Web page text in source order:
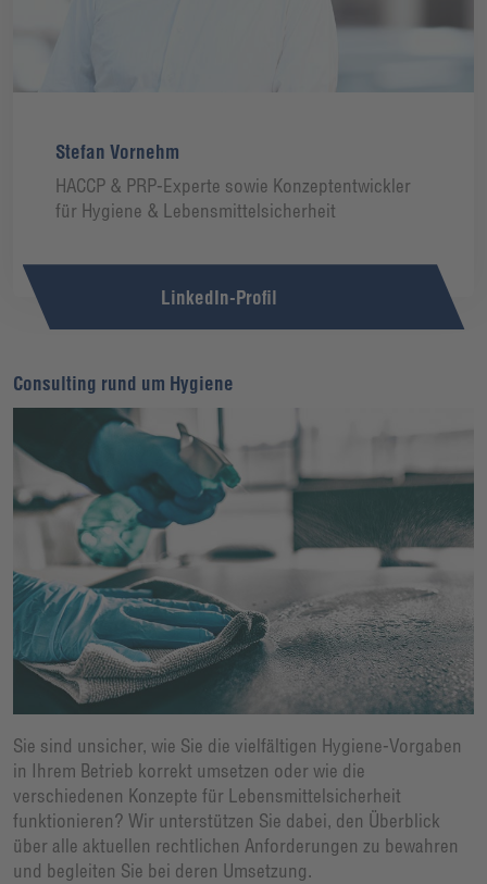
Stefan Vornehm
HACCP & PRP-Experte sowie Konzeptentwickler
für Hygiene & Lebensmittelsicherheit
LinkedIn-Profil
Consulting rund um Hygiene
Sie sind unsicher, wie Sie die vielfältigen Hygiene-Vorgaben
in Ihrem Betrieb korrekt umsetzen oder wie die
verschiedenen Konzepte für Lebensmittelsicherheit
funktionieren? Wir unterstützen Sie dabei, den Überblick
über alle aktuellen rechtlichen Anforderungen zu bewahren
und begleiten Sie bei deren Umsetzung.